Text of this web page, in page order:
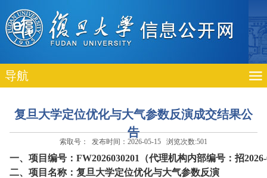
导航
复旦大学定位优化与大气参数反演成交结果公
告
索取号： 发布时间：2026-05-15 浏览次数:501
一、项目编号： FW2026030201（代理机构内部编号：招
二、项目名称：复旦大学定位优化与大气参数反演